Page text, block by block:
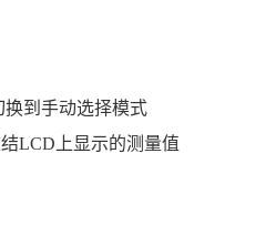
换到手动选择模式
LCD上显示的测量值